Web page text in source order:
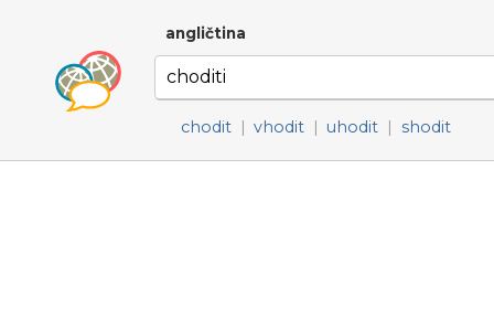
angličtina
chodit | vhodit | uhodit | shodit